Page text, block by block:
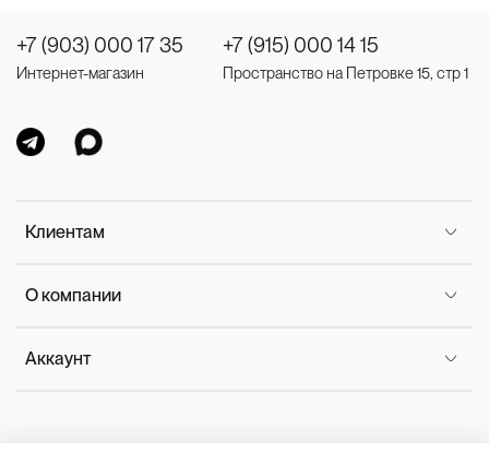
Клиентам
О компании
Аккаунт
+7 (903) 000 17 35
Интернет-магазин
+7 (915) 000 14 15
Пространство на Петровке 15, стр 1